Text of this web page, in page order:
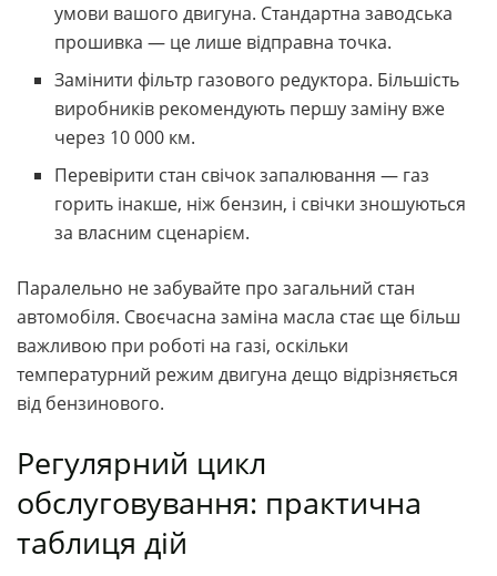
умови вашого двигуна. Стандартна заводська
прошивка — це лише відправна точка.
Замінити фільтр газового редуктора. Більшість
виробників рекомендують першу заміну вже
через 10 000 км.
Перевірити стан свічок запалювання — газ
горить інакше, ніж бензин, і свічки зношуються
за власним сценарієм.
Паралельно не забувайте про загальний стан
автомобіля. Своєчасна заміна масла стає ще більш
важливою при роботі на газі, оскільки
температурний режим двигуна дещо відрізняється
від бензинового.
Регулярний цикл
обслуговування: практична
таблиця дій